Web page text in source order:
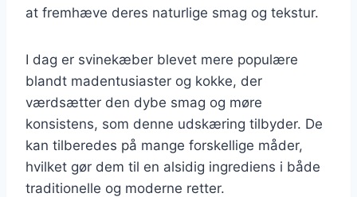
at fremhæve deres naturlige smag og tekstur.
I dag er svinekæber blevet mere populære
blandt madentusiaster og kokke, der
værdsætter den dybe smag og møre
konsistens, som denne udskæring tilbyder. De
kan tilberedes på mange forskellige måder,
hvilket gør dem til en alsidig ingrediens i både
traditionelle og moderne retter.